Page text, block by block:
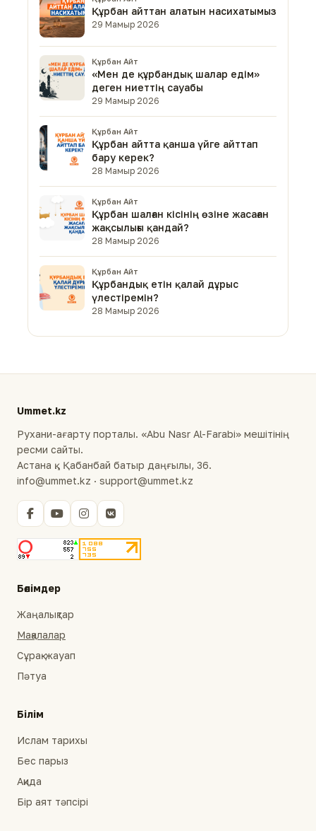
Құрбан айттан алатын насихатымыз
29 Мамыр 2026
Құрбан Айт
«Мен де құрбандық шалар едім»
деген ниеттің сауабы
29 Мамыр 2026
Құрбан Айт
Құрбан айтта қанша үйге айттап
бару керек?
28 Мамыр 2026
Құрбан Айт
Құрбан шалған кісінің өзіне жасаған
жақсылығы қандай?
28 Мамыр 2026
Құрбан Айт
Құрбандық етін қалай дұрыс
үлестіремін?
28 Мамыр 2026
Ummet.kz
Рухани-ағарту порталы. «Abu Nasr Al-Farabi» мешітінің
ресми сайты.
Астана қ., Қабанбай батыр даңғылы, 36.
info@ummet.kz · support@ummet.kz
Бөлімдер
Жаңалықтар
Мақалалар
Сұрақ-жауап
Пәтуа
Білім
Ислам тарихы
Бес парыз
Ақида
Бір аят тәпсірі